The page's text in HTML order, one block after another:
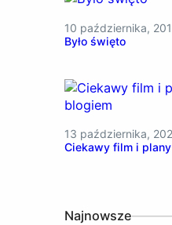
10 października,
Było święto
13 października,
Ciekawy film i
Najnowsze